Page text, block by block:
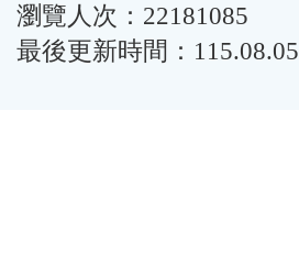
瀏覽人次：22181085
最後更新時間：115.08.05